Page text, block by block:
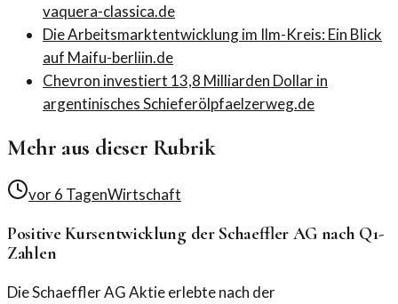
vaquera-classica.de
Die Arbeitsmarktentwicklung im Ilm-Kreis: Ein Blick
auf Maifu-berliin.de
Chevron investiert 13,8 Milliarden Dollar in
argentinisches Schieferölpfaelzerweg.de
Mehr aus dieser Rubrik
vor 6 TagenWirtschaft
Positive Kursentwicklung der Schaeffler AG nach Q1-
Zahlen
Die Schaeffler AG Aktie erlebte nach der